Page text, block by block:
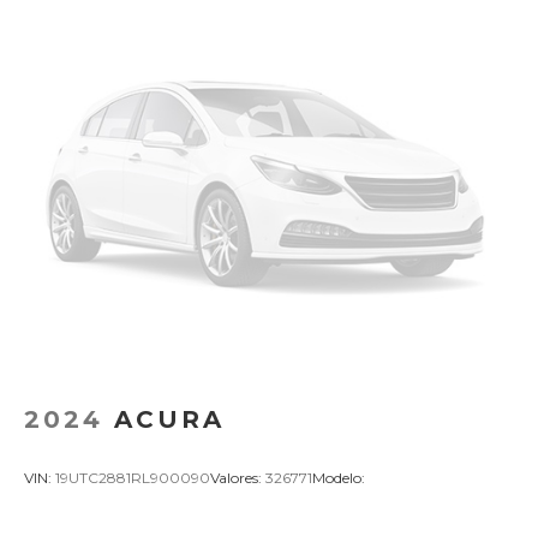
2024 ACURA
VIN: 19UTC2881RL900090Valores: 326771Modelo: